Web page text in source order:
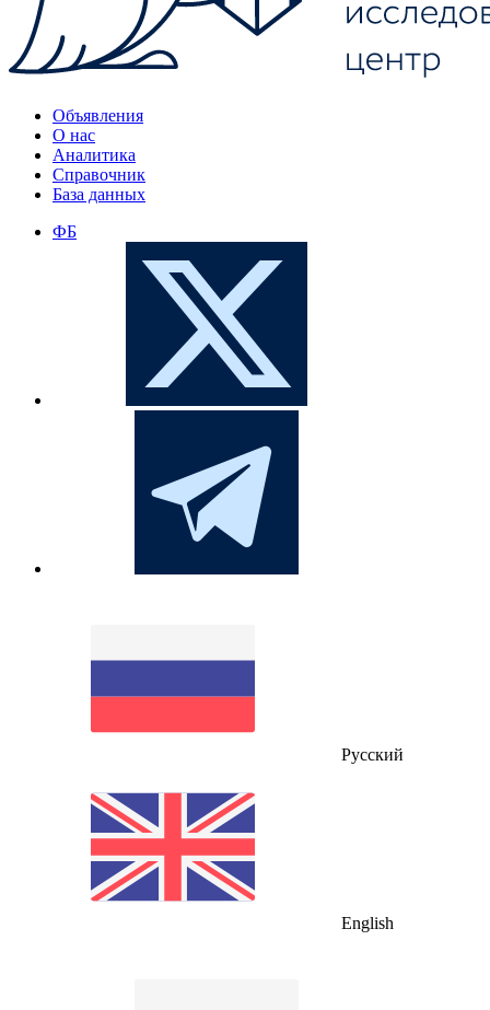
Объявления
О нас
Аналитика
Справочник
База данных
ФБ
Русский
English